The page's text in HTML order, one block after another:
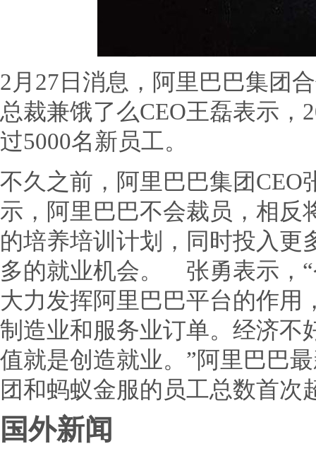
2月27日消息，阿里巴巴集团
总裁兼饿了么CEO王磊表示，
过5000名新员工。
不久之前，阿里巴巴集团CEO
示，阿里巴巴不会裁员，相反
的培养培训计划，同时投入更
多的就业机会。 张勇表示，
大力发挥阿里巴巴平台的作用
制造业和服务业订单。经济不
值就是创造就业。”阿里巴巴
团和蚂蚁金服的员工总数首次
国外新闻